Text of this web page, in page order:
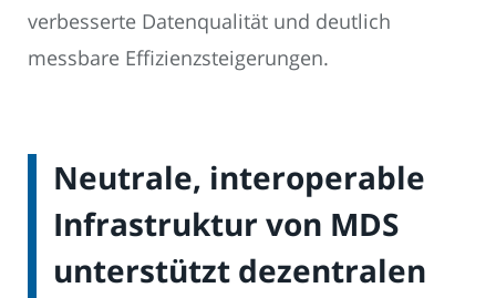
verbesserte Datenqualität und deutlich
messbare Effizienzsteigerungen.
Neutrale, interoperable
Infrastruktur von MDS
unterstützt dezentralen